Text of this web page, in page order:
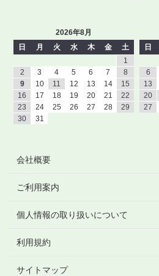
2026年8月
日
月 火 水 木 金
土
1
2
3 4 5 6 7
8
9
10 11 12 13 14
15
16
17 18 19 20 21
22
23
24 25 26 27 28
29
30
31
日
6
13
20
27
会社概要
ご利用案内
個人情報の取り扱いについて
利用規約
サイトマップ